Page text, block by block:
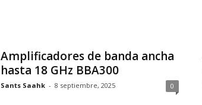
Amplificadores de banda ancha
hasta 18 GHz BBA300
Sants Saahk - 8 septiembre, 2025 0